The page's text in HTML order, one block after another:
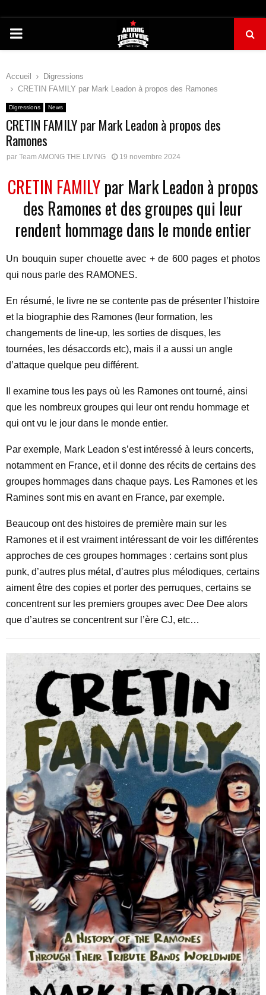
PRIMARY
Accueil
Digressions
CRETIN FAMILY par Mark Leadon à propos des Ramones
Digressions News
CRETIN FAMILY par Mark Leadon à propos des
Ramones
par Team AMONG THE LIVING 19 novembre 2024
CRETIN FAMILYpar Mark Leadon à propos
des Ramones et des groupes qui leur
rendent hommage dans le monde entier
Un bouquin super chouette avec + de 600 pages et photos
qui nous parle des RAMONES.
En résumé, le livre ne se contente pas de présenter l’histoire
et la biographie des Ramones (leur formation, les
changements de line-up, les sorties de disques, les
tournées, les désaccords etc), mais il a aussi un angle
d’attaque quelque peu différent.
Il examine tous les pays où les Ramones ont tourné, ainsi
que les nombreux groupes qui leur ont rendu hommage et
qui ont vu le jour dans le monde entier.
Par exemple, Mark Leadon s’est intéressé à leurs concerts,
notamment en France, et il donne des récits de certains des
groupes hommages dans chaque pays. Les Ramones et les
Ramines sont mis en avant en France, par exemple.
Beaucoup ont des histoires de première main sur les
Ramones et il est vraiment intéressant de voir les différentes
approches de ces groupes hommages : certains sont plus
punk, d’autres plus métal, d’autres plus mélodiques, certains
aiment être des copies et porter des perruques, certains se
concentrent sur les premiers groupes avec Dee Dee alors
que d’autres se concentrent sur l’ère CJ, etc…